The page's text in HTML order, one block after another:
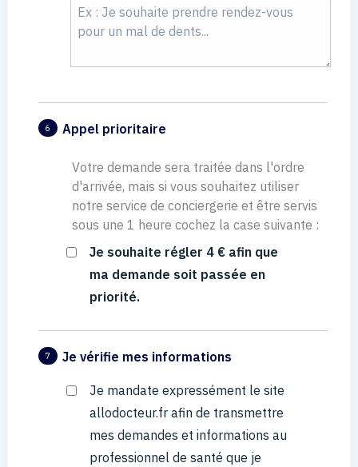
6 Appel prioritaire
Votre demande sera traitée dans l'ordre
d'arrivée, mais si vous souhaitez utiliser
notre service de conciergerie et être servis
sous une 1 heure cochez la case suivante :
Je souhaite régler 4 € afin que
ma demande soit passée en
priorité.
7 Je vérifie mes informations
Je mandate expressément le site
allodocteur.fr afin de transmettre
mes demandes et informations au
professionnel de santé que je